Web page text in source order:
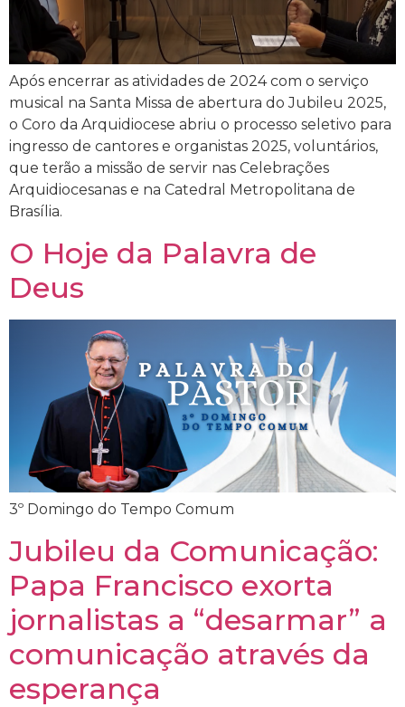
Após encerrar as atividades de 2024 com o serviço
musical na Santa Missa de abertura do Jubileu 2025,
o Coro da Arquidiocese abriu o processo seletivo para
ingresso de cantores e organistas 2025, voluntários,
que terão a missão de servir nas Celebrações
Arquidiocesanas e na Catedral Metropolitana de
Brasília.
O Hoje da Palavra de
Deus
3º Domingo do Tempo Comum
Jubileu da Comunicação:
Papa Francisco exorta
jornalistas a “desarmar” a
comunicação através da
esperança